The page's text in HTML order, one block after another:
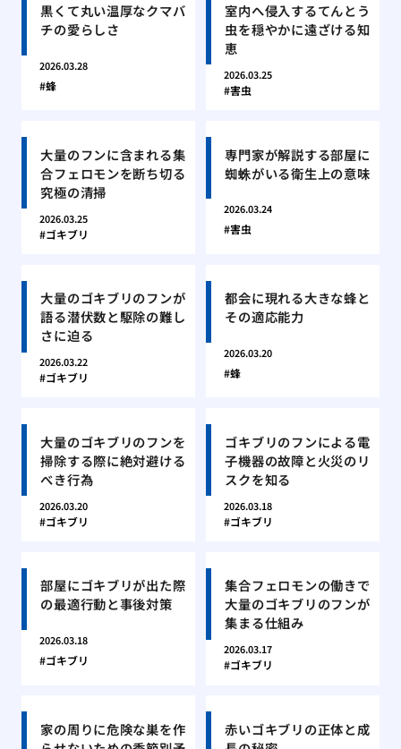
黒くて丸い温厚なクマバ
チの愛らしさ
2026.03.28
蜂
室内へ侵入するてんとう
虫を穏やかに遠ざける知
恵
2026.03.25
害虫
大量のフンに含まれる集
合フェロモンを断ち切る
究極の清掃
2026.03.25
ゴキブリ
専門家が解説する部屋に
蜘蛛がいる衛生上の意味
2026.03.24
害虫
大量のゴキブリのフンが
語る潜伏数と駆除の難し
さに迫る
2026.03.22
ゴキブリ
都会に現れる大きな蜂と
その適応能力
2026.03.20
蜂
大量のゴキブリのフンを
掃除する際に絶対避ける
べき行為
2026.03.20
ゴキブリ
ゴキブリのフンによる電
子機器の故障と火災のリ
スクを知る
2026.03.18
ゴキブリ
部屋にゴキブリが出た際
の最適行動と事後対策
2026.03.18
ゴキブリ
集合フェロモンの働きで
大量のゴキブリのフンが
集まる仕組み
2026.03.17
ゴキブリ
家の周りに危険な巣を作
赤いゴキブリの正体と成